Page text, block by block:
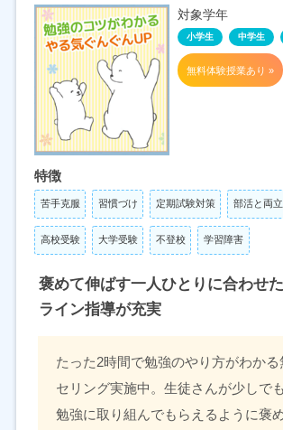
対象学年
小学生 中学生
無料体験授業あり »
特徴
苦手克服 習慣づけ 定期試験対策 部活と両立
高校受験 大学受験 不登校 学習障害
褒めて伸ばす一人ひとりに合わせ
ライン指導が充実
たった2時間で勉強のやり方がわかる
セリング実施中。生徒さんが少しで
勉強に取り組んでもらえるように褒